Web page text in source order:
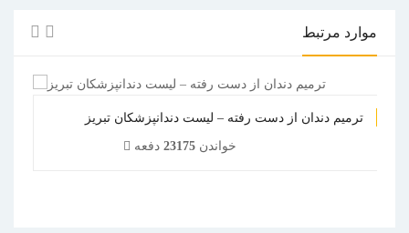
موارد مرتبط
ترمیم دندان از دست رفته – لیست دندانپزشکان تبریز
خواندن 23175 دفعه 1
2
3
4
5